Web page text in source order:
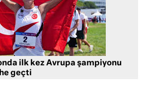
ilk kez Avrupa şampiyonu
geçti